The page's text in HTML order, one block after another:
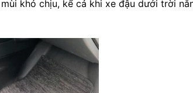
khó chịu, kể cả khi xe đậu dưới trời